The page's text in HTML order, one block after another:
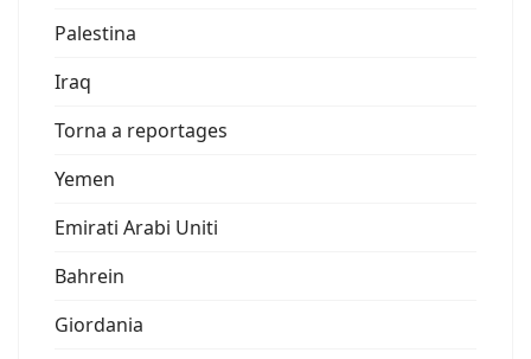
Palestina
Iraq
Torna a reportages
Yemen
Emirati Arabi Uniti
Bahrein
Giordania